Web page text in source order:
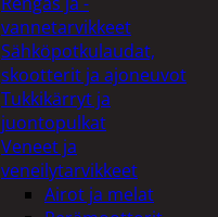
vannetarvikkeet
Sähköpotkulaudat,
skootterit ja ajoneuvot
Tukkikärryt ja
juontopulkat
Veneet ja
veneilytarvikkeet
Airot ja melat